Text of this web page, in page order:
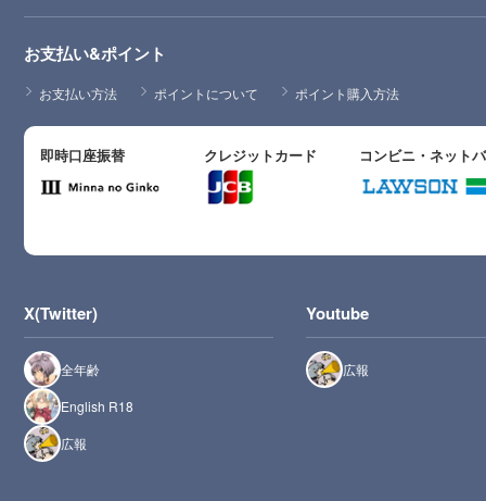
お支払い&ポイント
お支払い方法 ポイントについて ポイント購入方法
即時口座振替 クレジットカード コンビニ・ネット
X(Twitter)
全年齢
English R18
広報
Youtube
広報